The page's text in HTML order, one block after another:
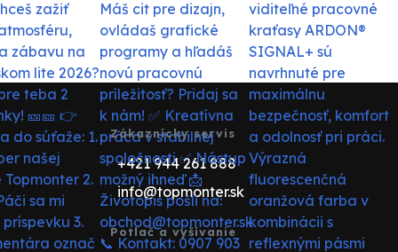
Zákaznícky servis
+421 944 261 888
info@topmonter.sk
Potlač a vyšívanie